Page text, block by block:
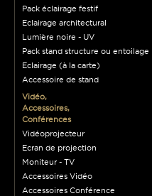
Pack éclairage festif
Eclairage architectural
Lumière noire - UV
Pack stand structure ou entoilage
Eclairage (à la carte)
Accessoire de stand
Vidéo,
Accessoires,
Conférences
Vidéoprojecteur
Ecran de projection
Moniteur - TV
Accessoires Vidéo
Accessoires Conférence